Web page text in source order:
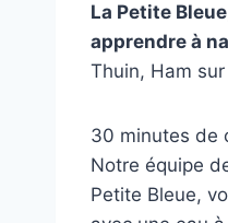
La Petite Bleue
apprendre à
Thuin, Ham
30 minutes de
Notre équipe
Petite Bleue,